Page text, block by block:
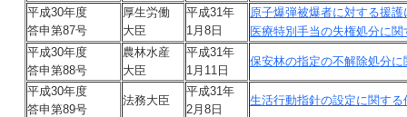
平成30年度
答申第87号
厚生労働
大臣
平成31年
1月8日
原子爆弾被爆者に対する援
医療特別手当の失権処分に関
平成30年度
答申第88号
農林水産
大臣
平成31年
1月11日
保安林の指定の不解除処分に
平成30年度
答申第89号
法務大臣
平成31年
2月8日
生活行動指針の設定に関する